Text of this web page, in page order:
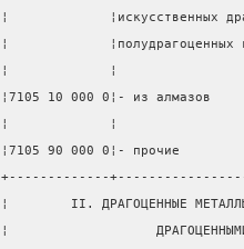
¦             ¦искусственных
¦
¦             ¦
¦7105 10 000 0¦- из
¦             ¦
¦7105 90 000 0¦-
+-------------
¦        II. ДРАГОЦЕННЫЕ
¦